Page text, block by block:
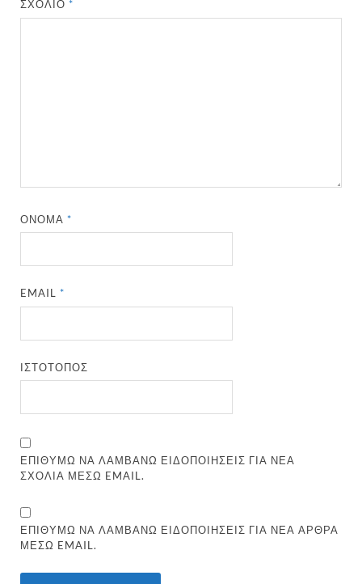
ΣΧΌΛΙΟ*
ΌΝΟΜΑ*
EMAIL*
ΙΣΤΌΤΟΠΟΣ
ΕΠΙΘΥΜΏ ΝΑ ΛΑΜΒΆΝΩ ΕΙΔΟΠΟΙΉΣΕΙΣ ΓΙΑ ΝΈΑ
ΣΧΌΛΙΑ ΜΈΣΩ EMAIL.
ΕΠΙΘΥΜΏ ΝΑ ΛΑΜΒΆΝΩ ΕΙΔΟΠΟΙΉΣΕΙΣ ΓΙΑ ΝΈΑ ΆΡΘΡΑ
ΜΈΣΩ EMAIL.